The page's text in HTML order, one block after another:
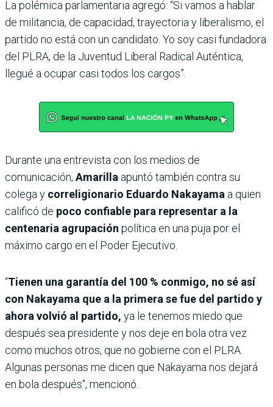
La polémica parlamentaria agregó: “Si vamos a hablar
de militancia, de capacidad, trayectoria y liberalismo, el
partido no está con un candidato. Yo soy casi fundadora
del PLRA, de la Juventud Liberal Radical Auténtica,
llegué a ocupar casi todos los cargos”.
Durante una entrevista con los medios de
comunicación, Amarilla apuntó también contra su
colega y correligionario Eduardo Nakayama a quien
calificó de poco confiable para representar a la
centenaria agrupación política en una puja por el
máximo cargo en el Poder Ejecutivo.
“Tienen una garantía del 100 % conmigo, no sé así
con Nakayama que a la primera se fue del partido y
ahora volvió al partido, ya le tenemos miedo que
después sea presidente y nos deje en bola otra vez
como muchos otros, que no gobierne con el PLRA.
Algunas personas me dicen que Nakayama nos dejará
en bola después", mencionó.